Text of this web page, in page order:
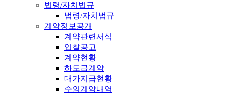
법령/자치법규
법령/자치법규
계약정보공개
계약관련서식
입찰공고
계약현황
하도급계약
대가지급현황
수의계약내역